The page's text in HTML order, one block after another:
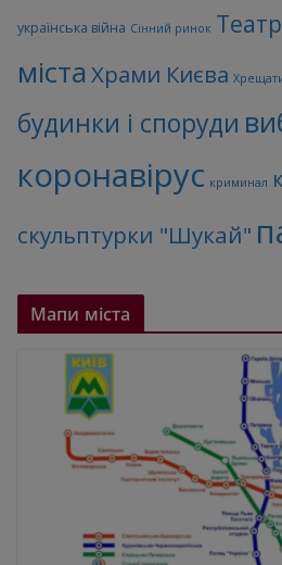
українська війна Сінний ринок
міста Храми Києва
будинки і споруди
коронавірус криминал
скульптурки "Шукай"
Мапи міста